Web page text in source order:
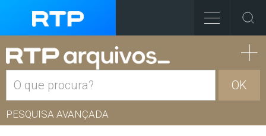
OK
PESQUISA AVANÇADA